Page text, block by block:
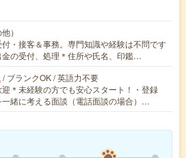
）
・接客＆事務。専門知識や経験は不問です
金の受付、処理＊住所や氏名、印鑑…
/ ブランクOK / 英語力不要
迎＊未経験の方でも安心スタート！・登録
緒に考える面談（電話面談の場合）…